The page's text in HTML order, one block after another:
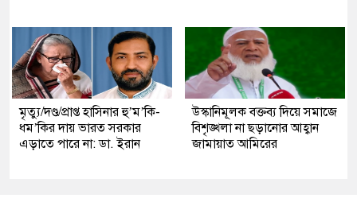
মৃত্যু/দণ্ড/প্রাপ্ত হাসিনার হু’ম’কি-
ধম’কির দায় ভারত সরকার
এড়াতে পারে না: ডা. ইরান
উস্কানিমূলক বক্তব্য দিয়ে সমাজে
বিশৃঙ্খলা না ছড়ানোর আহ্বান
জামায়াত আমিরের